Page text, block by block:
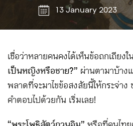
13 January 2023
เชื่อว่าหลายคนคงได้เห็นข้อถกเถียง
เป็นหญิงหรือชาย?” ผ่านตามาบ้าง
พลาดที่จะมาไขข้อสงสัยนี้ให้กระจ่า
คำตอบไปด้วยกัน เริ่มเลย!